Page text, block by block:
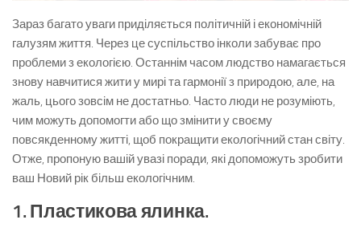
Зараз багато уваги приділяється політичній і економічній
галузям життя. Через це суспільство інколи забуває про
проблеми з екологією. Останнім часом людство намагається
знову навчитися жити у мирі та гармонії з природою, але, на
жаль, цього зовсім не достатньо. Часто люди не розуміють,
чим можуть допомогти або що змінити у своєму
повсякденному житті, щоб покращити екологічний стан світу.
Отже, пропоную вашій увазі поради, які допоможуть зробити
ваш Новий рік більш екологічним.
1. Пластикова ялинка.